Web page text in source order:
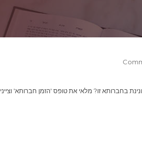
בחברותא זו? מלאי את טופס 'הזמן חברותא' וצייני